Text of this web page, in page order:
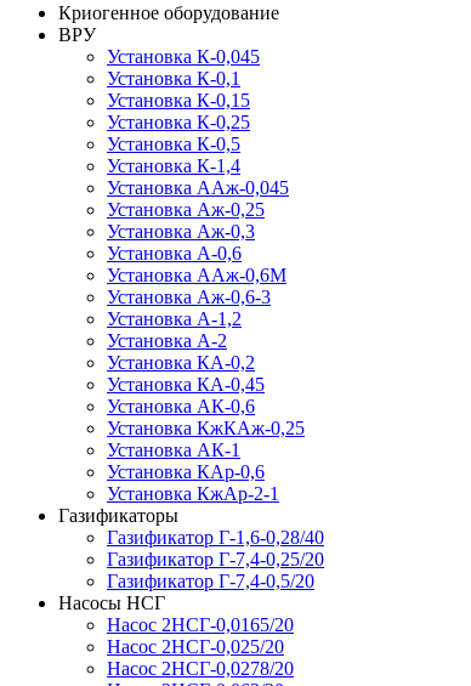
Криогенное оборудование
ВРУ
Установка К-0,045
Установка К-0,1
Установка К-0,15
Установка К-0,25
Установка К-0,5
Установка К-1,4
Установка ААж-0,045
Установка Аж-0,25
Установка Аж-0,3
Установка А-0,6
Установка ААж-0,6М
Установка Аж-0,6-3
Установка А-1,2
Установка А-2
Установка КА-0,2
Установка КА-0,45
Установка АК-0,6
Установка КжКАж-0,25
Установка АК-1
Установка КАр-0,6
Установка КжАр-2-1
Газификаторы
Газификатор Г-1,6-0,28/40
Газификатор Г-7,4-0,25/20
Газификатор Г-7,4-0,5/20
Насосы НСГ
Насос 2НСГ-0,0165/20
Насос 2НСГ-0,025/20
Насос 2НСГ-0,0278/20